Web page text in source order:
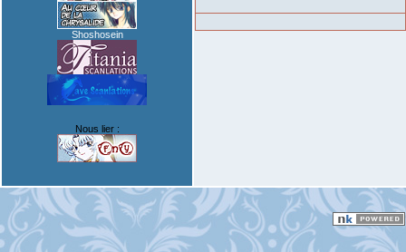
Shoshosein
Nous lier :